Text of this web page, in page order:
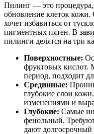
Пилинг — это процедура,
обновление клеток кожи.
хочет избавиться от
пигментных пятен. В
пилинги делятся на три
Поверхностные:
фруктовых
период, подходит
Срединные:
глубокие слои
изменениями и
Глубокие: Самые
фенольный.
дают долгосрочный